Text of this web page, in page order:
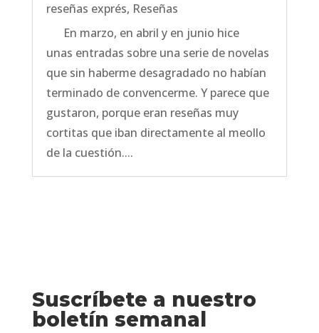
reseñas exprés, Reseñas
En marzo, en abril y en junio hice
unas entradas sobre una serie de novelas
que sin haberme desagradado no habían
terminado de convencerme. Y parece que
gustaron, porque eran reseñas muy
cortitas que iban directamente al meollo
de la cuestión....
Suscríbete a nuestro
boletín semanal